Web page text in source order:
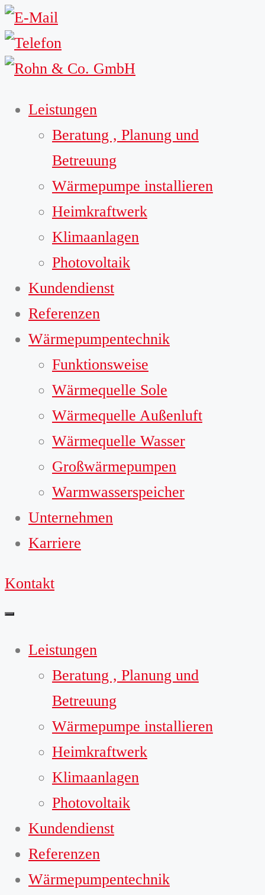
Leistungen
Beratung , Planung und
Betreuung
Wärmepumpe installieren
Heimkraftwerk
Klimaanlagen
Photovoltaik
Kundendienst
Referenzen
Wärmepumpentechnik
Funktionsweise
Wärmequelle Sole
Wärmequelle Außenluft
Wärmequelle Wasser
Großwärmepumpen
Warmwasserspeicher
Unternehmen
Karriere
Kontakt
Leistungen
Beratung , Planung und
Betreuung
Wärmepumpe installieren
Heimkraftwerk
Klimaanlagen
Photovoltaik
Kundendienst
Referenzen
Wärmepumpentechnik